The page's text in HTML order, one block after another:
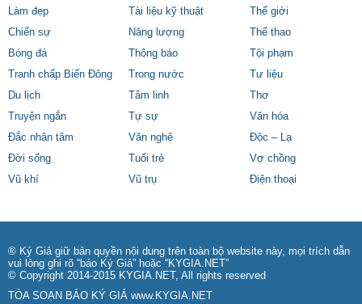
Làm đẹp
Tài liệu kỹ thuật
Thế giới
Chiến sự
Năng lượng
Thể thao
Bóng đá
Thông báo
Tội phạm
Tranh chấp Biển Đông
Trong nước
Tư liệu
Du lịch
Tâm linh
Thơ
Truyện ngắn
Tự sự
Văn hóa
Đắc nhân tâm
Văn nghệ
Độc – Lạ
Đời sống
Tuổi trẻ
Vợ chồng
Vũ khí
Vũ trụ Điện thoại
® Ký Giả giữ bản quyền nội dung trên toàn bộ website này, mọi trích dẫn
vui lòng ghi rõ “báo Ký Giả” hoặc “KYGIA.NET”
© Copyright 2014-2015 KYGIA.NET, All rights reserved
TÒA SOẠN BÁO KÝ GIẢ www.KYGIA.NET